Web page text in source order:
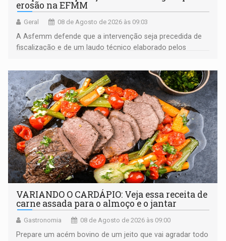
erosão na EFMM
Geral 08 de Agosto de 2026 às 09:03
A Asfemm defende que a intervenção seja precedida de
fiscalização e de um laudo técnico elaborado pelos
VARIANDO O CARDÁPIO: Veja essa receita de
carne assada para o almoço e o jantar
Gastronomia 08 de Agosto de 2026 às 09:00
Prepare um acém bovino de um jeito que vai agradar todo